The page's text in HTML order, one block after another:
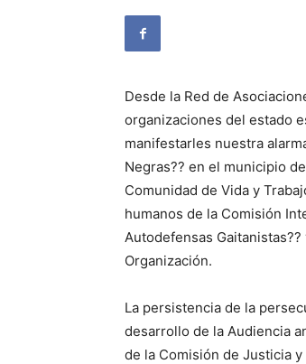
Desde la Red de
organizaciones del estado
manifestarles nuestra
Negras?? en el municipio
Comunidad de Vida y
humanos de la Comisión
Autodefensas
Organización.
La persistencia de la
desarrollo de la Audiencia
de la Comisión de Justicia